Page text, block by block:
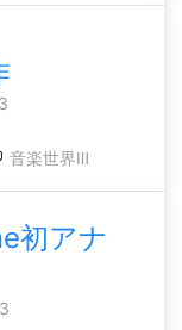
音楽世界Ⅲ
初アナ